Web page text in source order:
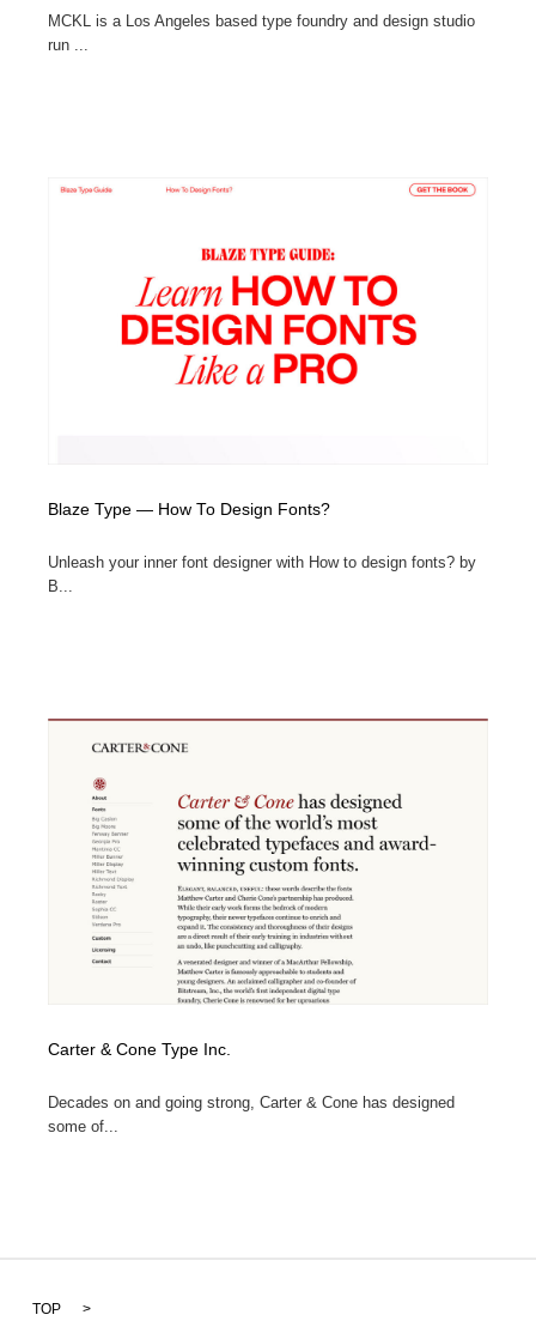
MCKL is a Los Angeles based type foundry and design studio
run ...
Blaze Type — How To Design Fonts?
Unleash your inner font designer with How to design fonts? by
B...
Carter & Cone Type Inc.
Decades on and going strong, Carter & Cone has designed
some of...
TOP >